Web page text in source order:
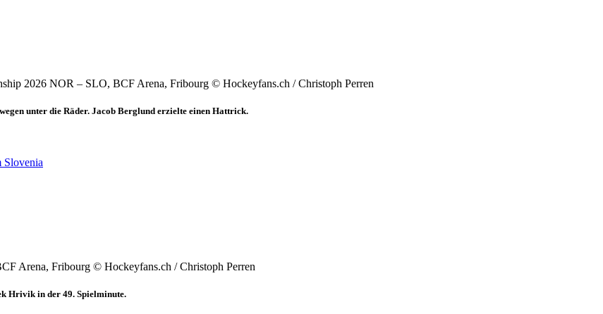
2026 NOR – SLO, BCF Arena, Fribourg © Hockeyfans.ch / Christoph Perren
unter die Räder. Jacob Berglund erzielte einen Hattrick.
Slovenia
Arena, Fribourg © Hockeyfans.ch / Christoph Perren
Hrivik in der 49. Spielminute.